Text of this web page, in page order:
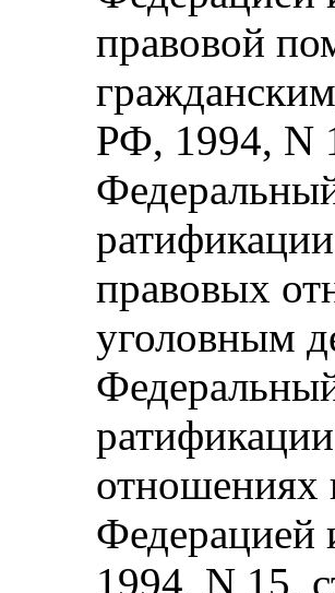
правовой
РФ, 1994, N
правовых
уголовным
отношениях
Федерацией
1994, N 15,